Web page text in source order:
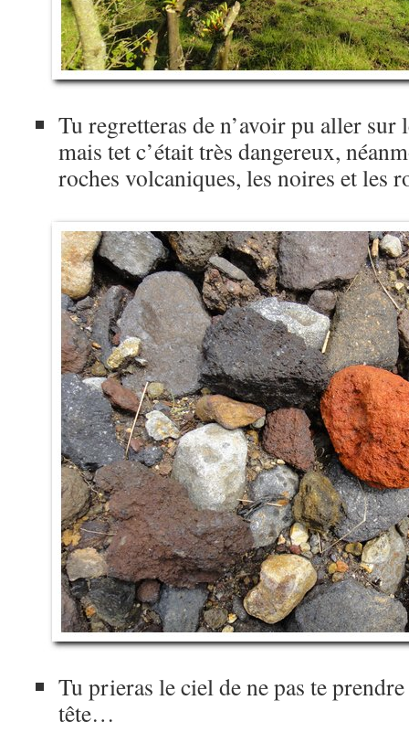
Tu regretteras de n’avoir pu aller sur
mais tet c’était très dangereux,
roches volcaniques, les noires et les
Tu prieras le ciel de ne pas te
tête…